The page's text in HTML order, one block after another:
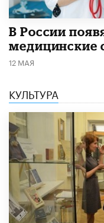
В России
медицинские
12 МАЯ
КУЛЬТУРА